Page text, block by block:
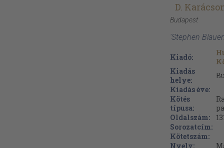
D.
Budapest
'Stephen
Kiadó:
Kiadás
helye:
Kiadás éve:
Kötés
típusa:
Oldalszám:
Sorozatcím:
Kötetszám:
Nyelv: